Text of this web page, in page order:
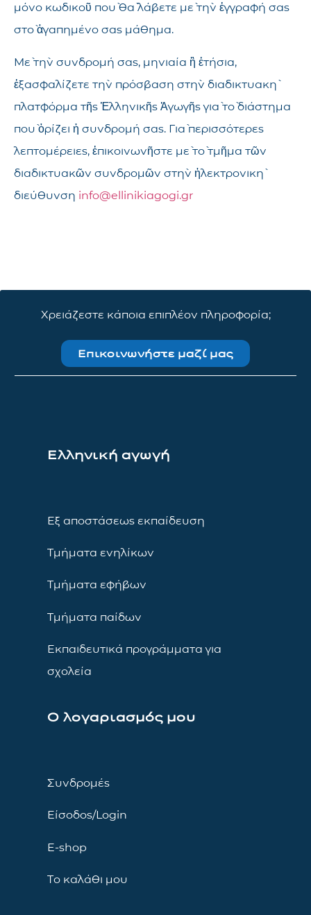
μόνο κωδικοῦ ποὺ θὰ λάβετε μὲ τὴν ἐγγραφή σας
στὸ ἀγαπημένο σας μάθημα.
Μὲ τὴν συνδρομή σας, μηνιαία ἢ ἐτήσια,
ἐξασφαλίζετε τὴν πρόσβαση στὴν διαδικτυακὴ
πλατφόρμα τῆς Ἑλληνικῆς Ἀγωγῆς γιὰ τὸ διάστημα
ποὺ ὁρίζει ἡ συνδρομή σας. Γιὰ περισσότερες
λεπτομέρειες, ἐπικοινωνῆστε μὲ τὸ τμῆμα τῶν
διαδικτυακῶν συνδρομῶν στὴν ἠλεκτρονικὴ
διεύθυνση info@ellinikiagogi.gr
Χρειάζεστε κάποια επιπλέον πληροφορία;
Επικοινωνήστε μαζί μας
Ελληνική αγωγή
Εξ αποστάσεως εκπαίδευση
Τμήματα ενηλίκων
Τμήματα εφήβων
Τμήματα παίδων
Εκπαιδευτικά προγράμματα για
σχολεία
Ο λογαριασμός μου
Συνδρομές
Είσοδος/Login
E-shop
Το καλάθι μου